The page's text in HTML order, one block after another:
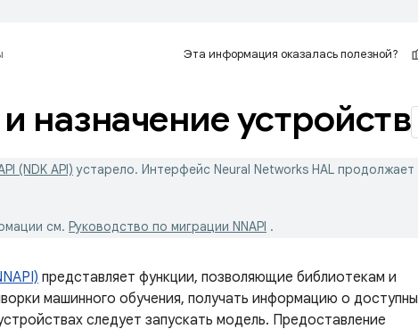
Эта информация оказалась полезной?
назначение устройств
(NDK API) устарело. Интерфейс Neural Networks HAL продолжает
см. Руководство по миграции NNAPI .
представляет функции, позволяющие библиотекам и
машинного обучения, получать информацию о
следует запускать модель. Предоставление